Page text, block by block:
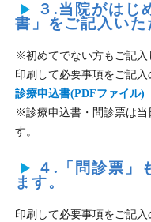
３.当院がはじ
書」をご記入いた
※初めてでない方もご記入
印刷して必要事項をご記入
診療申込書(PDFファイル)
※診療申込書・問診票は当
す。
４.「問診票」
ます。
印刷して必要事項をご記入